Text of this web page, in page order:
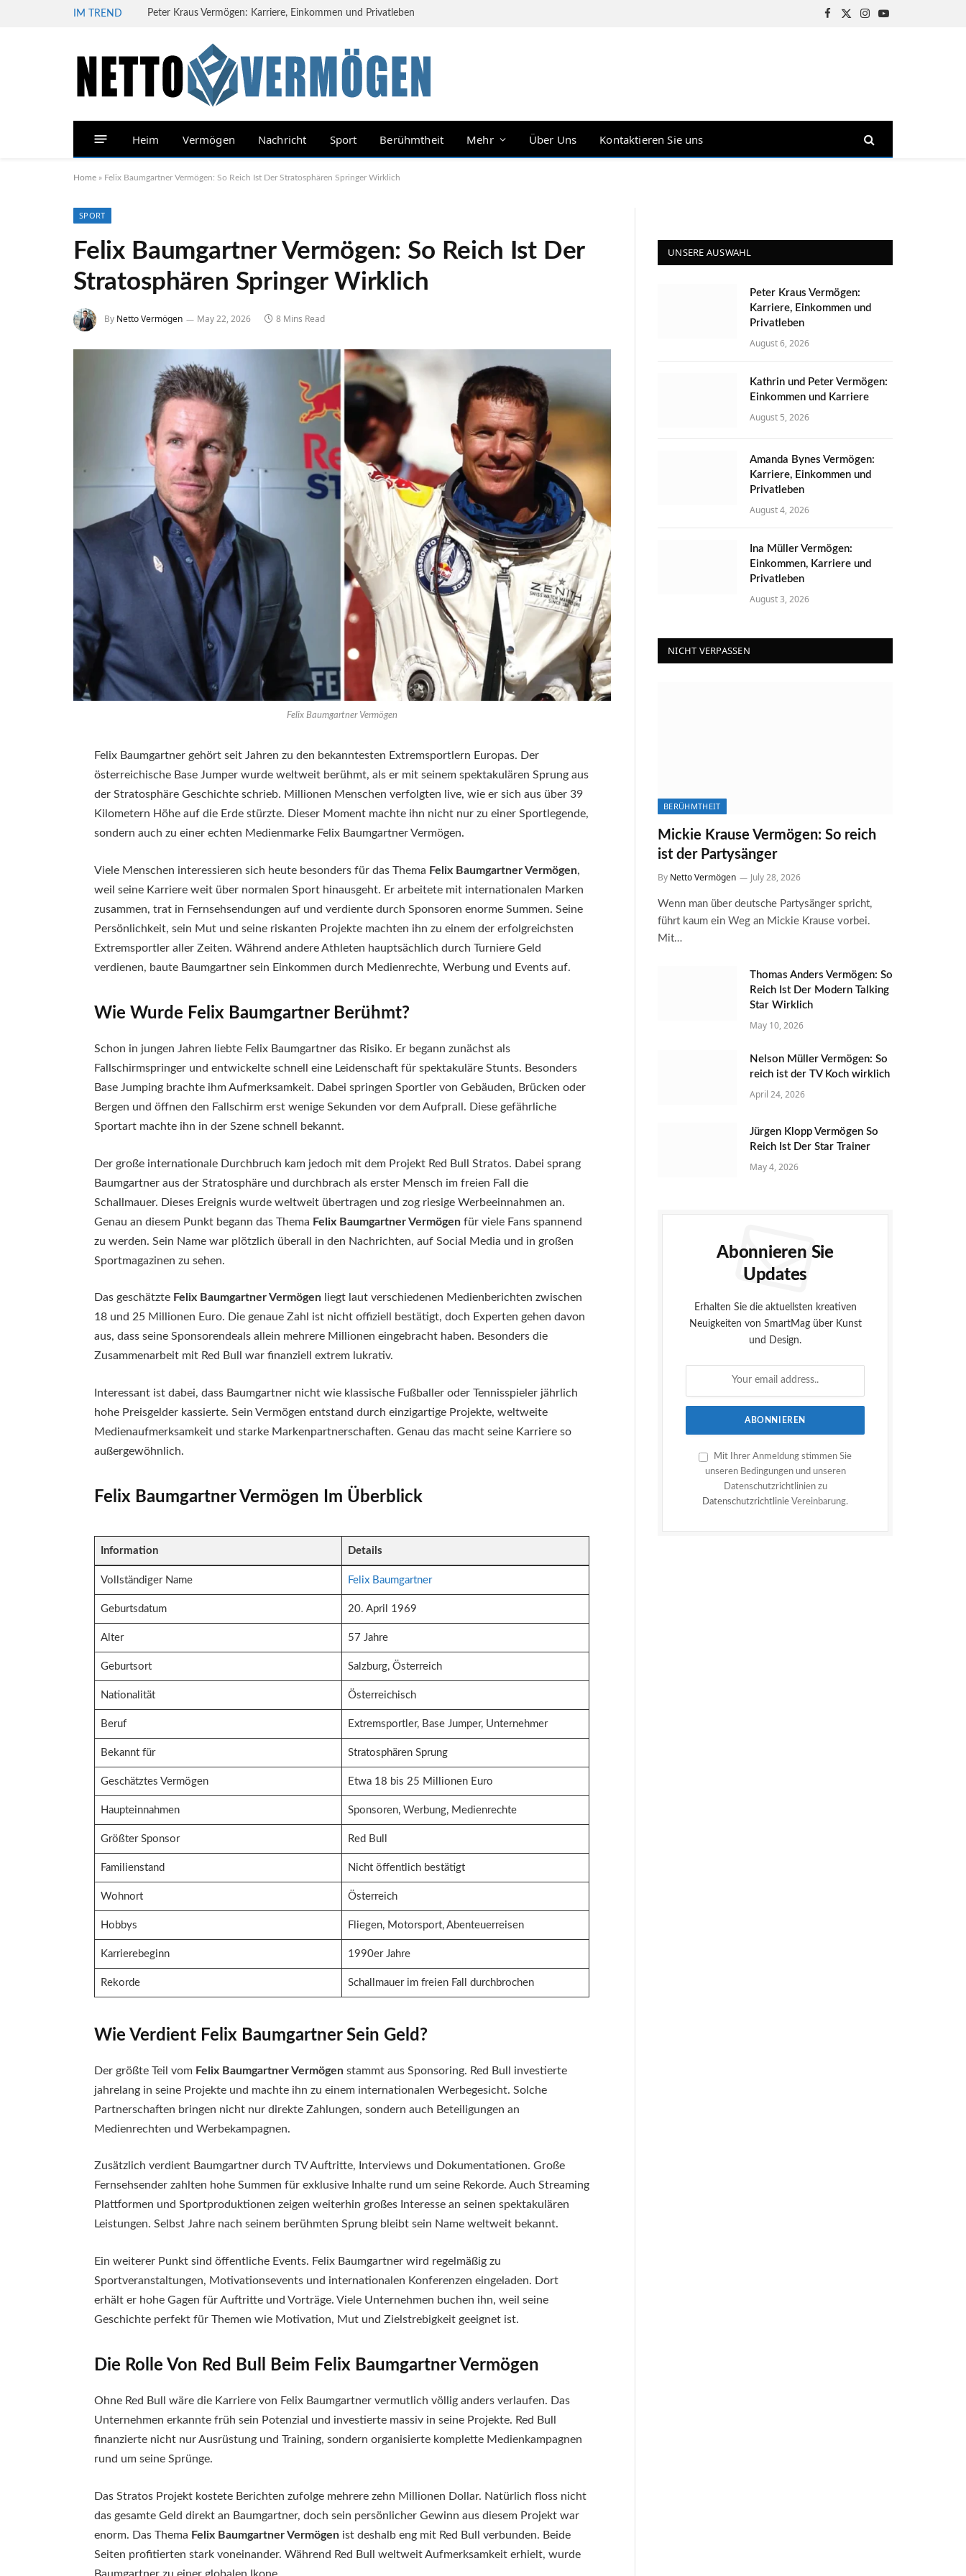
IM TREND Peter Kraus Vermögen: Karriere, Einkommen und Privatleben
Facebook
X
Instagram
YouTube
Heim Vermögen Nachricht Sport Berühmtheit Mehr Über Uns Kontaktieren Sie uns
Home » Felix Baumgartner Vermögen: So Reich Ist Der Stratosphären Springer Wirklich
SPORT
Felix Baumgartner Vermögen: So Reich Ist Der
Stratosphären Springer Wirklich
By Netto Vermögen May 22, 2026 8 Mins Read
Felix Baumgartner Vermögen
Felix Baumgartner gehört seit Jahren zu den bekanntesten Extremsportlern Europas. Der
österreichische Base Jumper wurde weltweit berühmt, als er mit seinem spektakulären Sprung aus
der Stratosphäre Geschichte schrieb. Millionen Menschen verfolgten live, wie er sich aus über 39
Kilometern Höhe auf die Erde stürzte. Dieser Moment machte ihn nicht nur zu einer Sportlegende,
sondern auch zu einer echten Medienmarke Felix Baumgartner Vermögen.
Viele Menschen interessieren sich heute besonders für das Thema Felix Baumgartner Vermögen,
weil seine Karriere weit über normalen Sport hinausgeht. Er arbeitete mit internationalen Marken
zusammen, trat in Fernsehsendungen auf und verdiente durch Sponsoren enorme Summen. Seine
Persönlichkeit, sein Mut und seine riskanten Projekte machten ihn zu einem der erfolgreichsten
Extremsportler aller Zeiten. Während andere Athleten hauptsächlich durch Turniere Geld
verdienen, baute Baumgartner sein Einkommen durch Medienrechte, Werbung und Events auf.
Wie Wurde Felix Baumgartner Berühmt?
Schon in jungen Jahren liebte Felix Baumgartner das Risiko. Er begann zunächst als
Fallschirmspringer und entwickelte schnell eine Leidenschaft für spektakuläre Stunts. Besonders
Base Jumping brachte ihm Aufmerksamkeit. Dabei springen Sportler von Gebäuden, Brücken oder
Bergen und öffnen den Fallschirm erst wenige Sekunden vor dem Aufprall. Diese gefährliche
Sportart machte ihn in der Szene schnell bekannt.
Der große internationale Durchbruch kam jedoch mit dem Projekt Red Bull Stratos. Dabei sprang
Baumgartner aus der Stratosphäre und durchbrach als erster Mensch im freien Fall die
Schallmauer. Dieses Ereignis wurde weltweit übertragen und zog riesige Werbeeinnahmen an.
Genau an diesem Punkt begann das Thema Felix Baumgartner Vermögen für viele Fans spannend
zu werden. Sein Name war plötzlich überall in den Nachrichten, auf Social Media und in großen
Sportmagazinen zu sehen.
Das geschätzte Felix Baumgartner Vermögen liegt laut verschiedenen Medienberichten zwischen
18 und 25 Millionen Euro. Die genaue Zahl ist nicht offiziell bestätigt, doch Experten gehen davon
aus, dass seine Sponsorendeals allein mehrere Millionen eingebracht haben. Besonders die
Zusammenarbeit mit Red Bull war finanziell extrem lukrativ.
Interessant ist dabei, dass Baumgartner nicht wie klassische Fußballer oder Tennisspieler jährlich
hohe Preisgelder kassierte. Sein Vermögen entstand durch einzigartige Projekte, weltweite
Medienaufmerksamkeit und starke Markenpartnerschaften. Genau das macht seine Karriere so
außergewöhnlich.
Felix Baumgartner Vermögen Im Überblick
Information Details
Vollständiger Name Felix Baumgartner
Geburtsdatum 20. April 1969
Alter 57 Jahre
Geburtsort Salzburg, Österreich
Nationalität Österreichisch
Beruf Extremsportler, Base Jumper, Unternehmer
Bekannt für Stratosphären Sprung
Geschätztes Vermögen Etwa 18 bis 25 Millionen Euro
Haupteinnahmen Sponsoren, Werbung, Medienrechte
Größter Sponsor Red Bull
Familienstand Nicht öffentlich bestätigt
Wohnort Österreich
Hobbys Fliegen, Motorsport, Abenteuerreisen
Karrierebeginn 1990er Jahre
Rekorde Schallmauer im freien Fall durchbrochen
Wie Verdient Felix Baumgartner Sein Geld?
Der größte Teil vom Felix Baumgartner Vermögen stammt aus Sponsoring. Red Bull investierte
jahrelang in seine Projekte und machte ihn zu einem internationalen Werbegesicht. Solche
Partnerschaften bringen nicht nur direkte Zahlungen, sondern auch Beteiligungen an
Medienrechten und Werbekampagnen.
Zusätzlich verdient Baumgartner durch TV Auftritte, Interviews und Dokumentationen. Große
Fernsehsender zahlten hohe Summen für exklusive Inhalte rund um seine Rekorde. Auch Streaming
Plattformen und Sportproduktionen zeigen weiterhin großes Interesse an seinen spektakulären
Leistungen. Selbst Jahre nach seinem berühmten Sprung bleibt sein Name weltweit bekannt.
Ein weiterer Punkt sind öffentliche Events. Felix Baumgartner wird regelmäßig zu
Sportveranstaltungen, Motivationsevents und internationalen Konferenzen eingeladen. Dort
erhält er hohe Gagen für Auftritte und Vorträge. Viele Unternehmen buchen ihn, weil seine
Geschichte perfekt für Themen wie Motivation, Mut und Zielstrebigkeit geeignet ist.
Die Rolle Von Red Bull Beim Felix Baumgartner Vermögen
Ohne Red Bull wäre die Karriere von Felix Baumgartner vermutlich völlig anders verlaufen. Das
Unternehmen erkannte früh sein Potenzial und investierte massiv in seine Projekte. Red Bull
finanzierte nicht nur Ausrüstung und Training, sondern organisierte komplette Medienkampagnen
rund um seine Sprünge.
Das Stratos Projekt kostete Berichten zufolge mehrere zehn Millionen Dollar. Natürlich floss nicht
das gesamte Geld direkt an Baumgartner, doch sein persönlicher Gewinn aus diesem Projekt war
enorm. Das Thema Felix Baumgartner Vermögen ist deshalb eng mit Red Bull verbunden. Beide
Seiten profitierten stark voneinander. Während Red Bull weltweit Aufmerksamkeit erhielt, wurde
UNSERE AUSWAHL
Peter Kraus Vermögen:
Karriere, Einkommen und
Privatleben
August 6, 2026
Kathrin und Peter Vermögen:
Einkommen und Karriere
August 5, 2026
Amanda Bynes Vermögen:
Karriere, Einkommen und
Privatleben
August 4, 2026
Ina Müller Vermögen:
Einkommen, Karriere und
Privatleben
August 3, 2026
NICHT VERPASSEN
BERÜHMTHEIT
Mickie Krause Vermögen: So reich
ist der Partysänger
By Netto Vermögen July 28, 2026
Wenn man über deutsche Partysänger spricht,
führt kaum ein Weg an Mickie Krause vorbei.
Mit…
Thomas Anders Vermögen: So
Reich Ist Der Modern Talking
Star Wirklich
May 10, 2026
Nelson Müller Vermögen: So
reich ist der TV Koch wirklich
April 24, 2026
Jürgen Klopp Vermögen So
Reich Ist Der Star Trainer
May 4, 2026
Abonnieren Sie
Updates
Erhalten Sie die aktuellsten kreativen
Neuigkeiten von SmartMag über Kunst
und Design.
Mit Ihrer Anmeldung stimmen Sie
unseren Bedingungen und unseren
Datenschutzrichtlinien zu
Datenschutzrichtlinie Vereinbarung.